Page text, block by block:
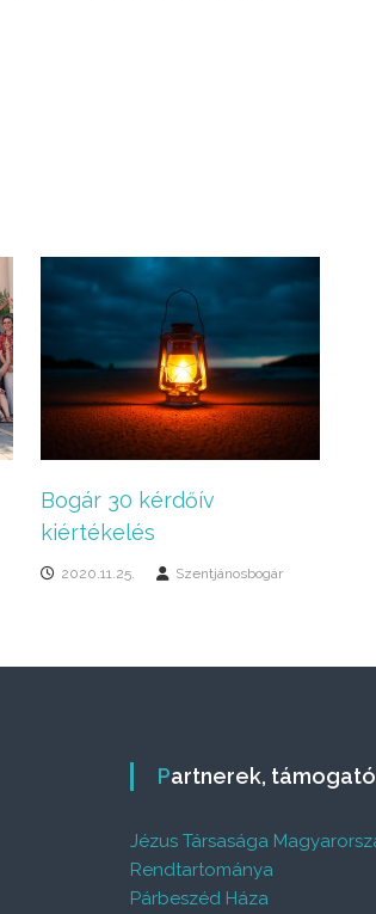
Bogár 30 kérdőív
kiértékelés
2020.11.25. Szentjánosbogár
Partnerek,
Jézus Társasága
Rendtartománya
Párbeszéd Háza